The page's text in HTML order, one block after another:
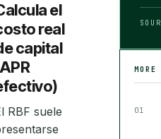
el
real
capital
RBF suele
01